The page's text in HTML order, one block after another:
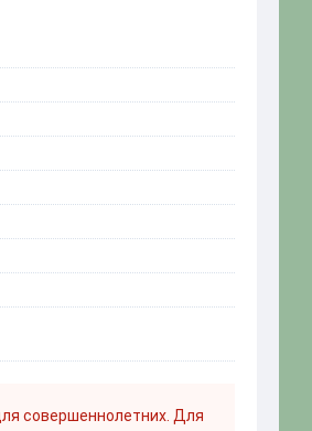
совершеннолетних. Для